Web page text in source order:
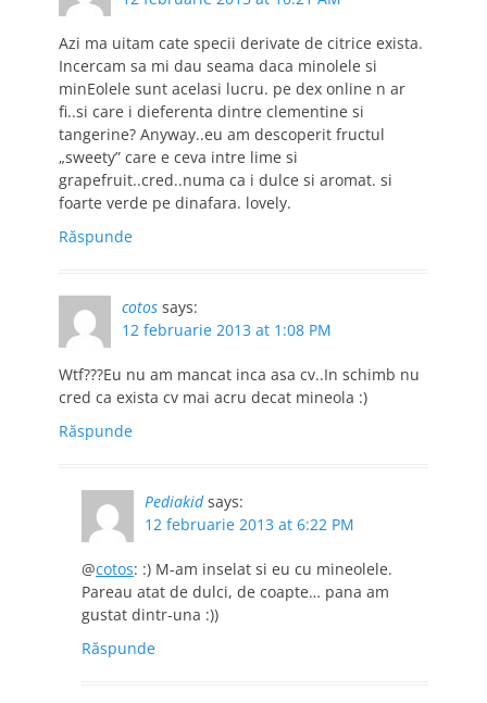
Azi ma uitam cate specii derivate de citrice exista.
Incercam sa mi dau seama daca minolele si
minEolele sunt acelasi lucru. pe dex online n ar
fi..si care i dieferenta dintre clementine si
tangerine? Anyway..eu am descoperit fructul
„sweety” care e ceva intre lime si
grapefruit..cred..numa ca i dulce si aromat. si
foarte verde pe dinafara. lovely.
Răspunde
cotos says:
12 februarie 2013 at 1:08 PM
Wtf???Eu nu am mancat inca asa cv..In schimb nu
cred ca exista cv mai acru decat mineola :)
Răspunde
Pediakid says:
12 februarie 2013 at 6:22 PM
@cotos: :) M-am inselat si eu cu mineolele.
Pareau atat de dulci, de coapte… pana am
gustat dintr-una :))
Răspunde